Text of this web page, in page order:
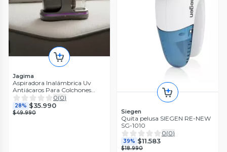
Jagima
Aspiradora Inalámbrica Uv
Antiácaros Para Colchones
Sofás
0(0)
28% $35.990
$49.990 Siegen
Quita pelusa SIEGEN RE-NEW
SG-1010
0(0)
39% $11.583
$18.990